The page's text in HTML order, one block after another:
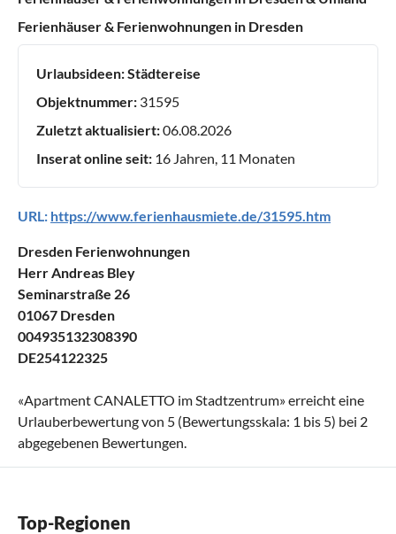
Ferienhäuser & Ferienwohnungen in Dresden
Urlaubsideen:Städtereise
Objektnummer: 31595
Zuletzt aktualisiert:06.08.2026
Inserat online seit: 16 Jahren, 11 Monaten
URL: https://www.ferienhausmiete.de/31595.htm
Dresden Ferienwohnungen
Herr Andreas Bley
Seminarstraße 26
01067 Dresden
004935132308390
DE254122325
«Apartment CANALETTO im Stadtzentrum» erreicht eine
Urlauberbewertung von 5 (Bewertungsskala: 1 bis 5) bei 2
abgegebenen Bewertungen.
Top-Regionen